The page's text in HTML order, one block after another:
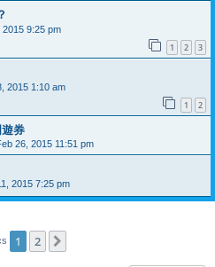
9:25 pm
1 2 3
2015 1:10 am
1 2
券
26, 2015 11:51 pm
2015 7:25 pm
1 2